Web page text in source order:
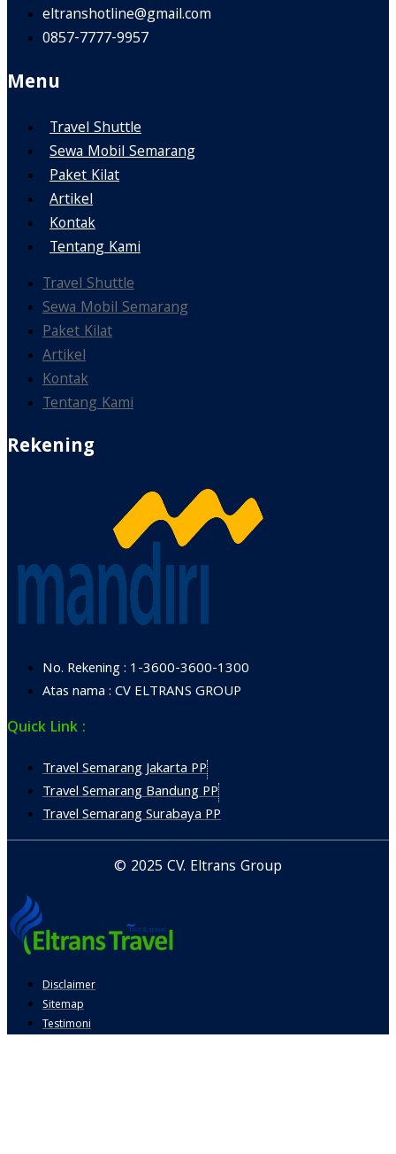
eltranshotline@gmail.com
0857-7777-9957
Menu
Travel Shuttle
Sewa Mobil Semarang
Paket Kilat
Artikel
Kontak
Tentang Kami
Travel Shuttle
Sewa Mobil Semarang
Paket Kilat
Artikel
Kontak
Tentang Kami
Rekening
No. Rekening : 1-3600-3600-1300
Atas nama : CV ELTRANS GROUP
Quick Link :
Travel Semarang Jakarta PP
Travel Semarang Bandung PP
Travel Semarang Surabaya PP
© 2025 CV. Eltrans Group
Disclaimer
Sitemap
Testimoni